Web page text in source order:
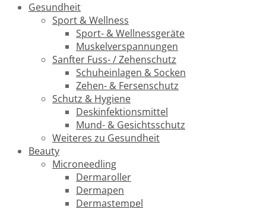
Gesundheit
Sport & Wellness
Sport- & Wellnessgeräte
Muskelverspannungen
Sanfter Fuss- / Zehenschutz
Schuheinlagen & Socken
Zehen- & Fersenschutz
Schutz & Hygiene
Deskinfektionsmittel
Mund- & Gesichtsschutz
Weiteres zu Gesundheit
Beauty
Microneedling
Dermaroller
Dermapen
Dermastempel